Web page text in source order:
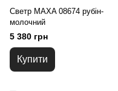
Светр MAXA 08674 рубін-
молочний
5 380 грн
Купити